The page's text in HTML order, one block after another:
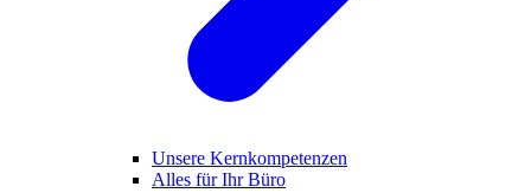
Unsere Kernkompetenzen
Alles für Ihr Büro